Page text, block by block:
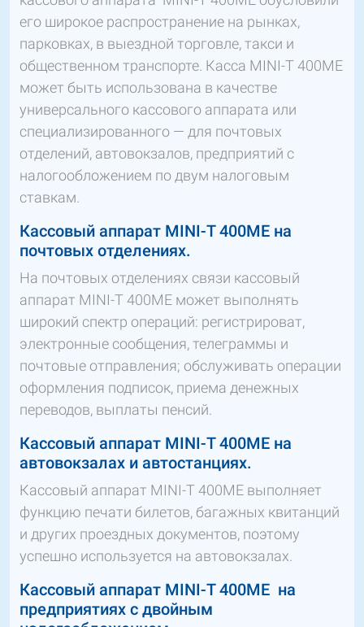
его широкое распространение на рынках,
парковках, в выездной торговле, такси и
общественном транспорте. Касса MINI-T 400МЕ
может быть использована в качестве
универсального кассового аппарата или
специализированного — для почтовых
отделений, автовокзалов, предприятий с
налогообложением по двум налоговым
ставкам.
Кассовый аппарат MINI-T 400МЕ на
почтовых отделениях.
На почтовых отделениях связи кассовый
аппарат MINI-T 400МЕ может выполнять
широкий спектр операций: регистрироват,
электронные сообщения, телеграммы и
почтовые отправления; обслуживать операции
оформления подписок, приема денежных
переводов, выплаты пенсий.
Кассовый аппарат MINI-T 400МЕ на
автовокзалах и автостанциях.
Кассовый аппарат MINI-T 400МЕ выполняет
функцию печати билетов, багажных квитанций
и других проездных документов, поэтому
успешно используется на автовокзалах.
Кассовый аппарат MINI-T 400МЕ на
предприятиях с двойным